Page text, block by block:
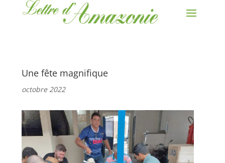
Une fête magnifique
octobre 2022